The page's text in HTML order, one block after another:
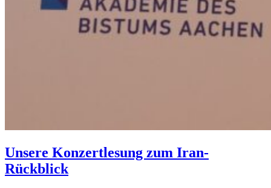
Unsere Konzertlesung zum Iran-
Rückblick